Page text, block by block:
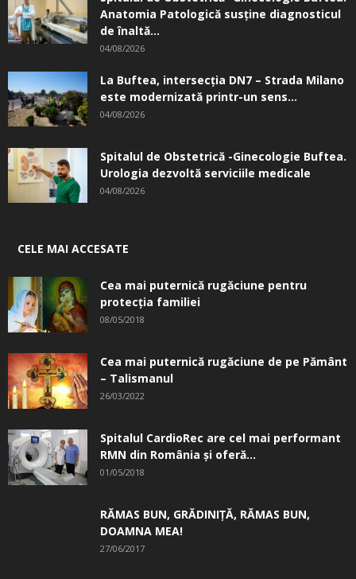
Anatomia Patologică susţine diagnosticul
de înaltă...
04/08/2026
La Buftea, intersecţia DN7 – Strada Milano
este modernizată printr-un sens...
04/08/2026
Spitalul de Obstetrică -Ginecologie Buftea.
Urologia dezvoltă serviciile medicale
04/08/2026
CELE MAI ACCESATE
Cea mai puternică rugăciune pentru
protecția familiei
08/05/2018
Cea mai puternică rugăciune de pe Pământ
– Talismanul
26/03/2022
Spitalul CardioRec are cel mai performant
RMN din România și oferă...
01/05/2018
RĂMAS BUN, GRĂDINIŢĂ, ­RĂMAS BUN,
DOAMNA MEA!
27/06/2017